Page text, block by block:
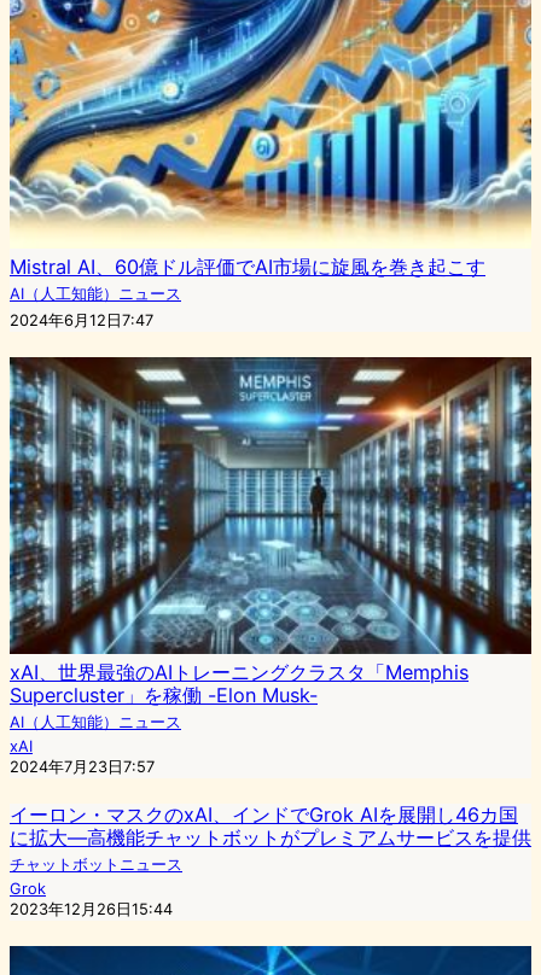
Mistral AI、60億ドル評価でAI市場に旋風を巻き起こす
AI（人工知能）ニュース
2024年6月12日7:47
xAI、世界最強のAIトレーニングクラスタ「Memphis
Supercluster」を稼働 -Elon Musk-
AI（人工知能）ニュース
xAI
2024年7月23日7:57
イーロン・マスクのxAI、インドでGrok AIを展開し46カ国
に拡大—高機能チャットボットがプレミアムサービスを提供
チャットボットニュース
Grok
2023年12月26日15:44